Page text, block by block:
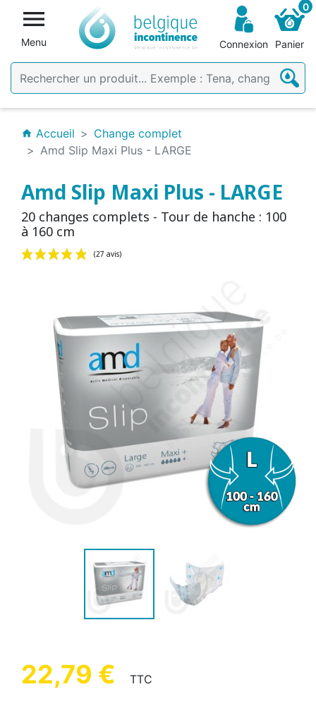

Menu Connexion
0
Panier
home Accueil
Change complet
Amd Slip Maxi Plus - LARGE
Amd Slip Maxi Plus - LARGE
20 changes complets - Tour de hanche : 100
à 160 cm
22,79 € TTC